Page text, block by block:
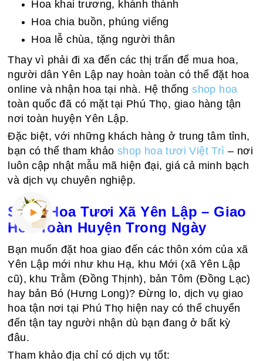
Hoa khai trương, khánh thành
Hoa chia buồn, phúng viếng
Hoa lễ chùa, tặng người thân
Thay vì phải đi xa đến các thị trấn để mua hoa,
người dân Yên Lập nay hoàn toàn có thể đặt hoa
online và nhận hoa tại nhà. Hệ thốngshop hoa
toàn quốc đã có mặt tại Phú Thọ, giao hàng tận
nơi toàn huyện Yên Lập.
Đặc biệt, với những khách hàng ở trung tâm tỉnh,
bạn có thể tham khảo shop hoa tươi Việt Trì – nơi
luôn cập nhật mẫu mã hiện đại, giá cả minh bạch
và dịch vụ chuyên nghiệp.
Shop Hoa Tươi Xã Yên Lập – Giao
Hoa Toàn Huyện Trong Ngày
Bạn muốn đặt hoa giao đến các thôn xóm của xã
Yên Lập mới như khu Hạ, khu Mới (xã Yên Lập
cũ), khu Trằm (Đồng Thịnh), bản Tôm (Đồng Lạc)
hay bản Bó (Hưng Long)? Đừng lo, dịch vụ giao
hoa tận nơi tại Phú Thọ hiện nay có thể chuyển
đến tận tay người nhận dù bạn đang ở bất kỳ
đâu.
Tham khảo địa chỉ có dịch vụ tốt: